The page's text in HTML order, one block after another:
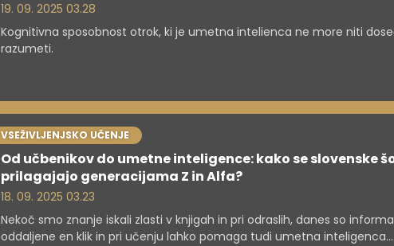
19. 09. 2025 03.28
Kognitivna sposobnost otrok, ki je umetna intelienca ne more niti
razumeti.
VSEŽIVLJENJSKO UČENJE
Od učbenikov do umetne inteligence: kako se slovenske
prilagajajo generacijama Z in Alfa?
18. 09. 2025 03.23
Nekoč smo znanje iskali zlasti v knjigah in pri odraslih, danes so
oddaljene en klik in pri učenju lahko pomaga tudi umetna inteligenca.